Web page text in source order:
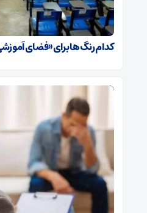
کدام رنگ‌ها برای «فضای